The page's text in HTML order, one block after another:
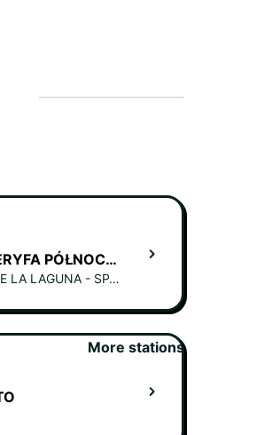
LOTNISKO TENERYFA PÓŁNOCNA
SAN CRISTÓBAL DE LA LAGUNA - SPAIN
More stations